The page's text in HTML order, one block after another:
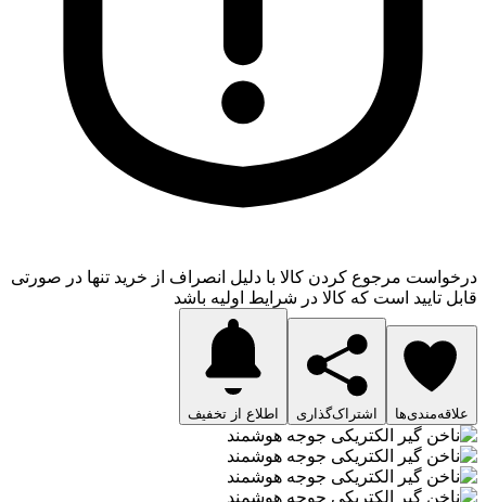
درخواست مرجوع کردن کالا با دلیل انصراف از خرید تنها در صورتی
قابل تایید است که کالا در شرایط اولیه باشد
علاقه‌مندی‌ها اشتراک‌گذاری اطلاع از تخفیف